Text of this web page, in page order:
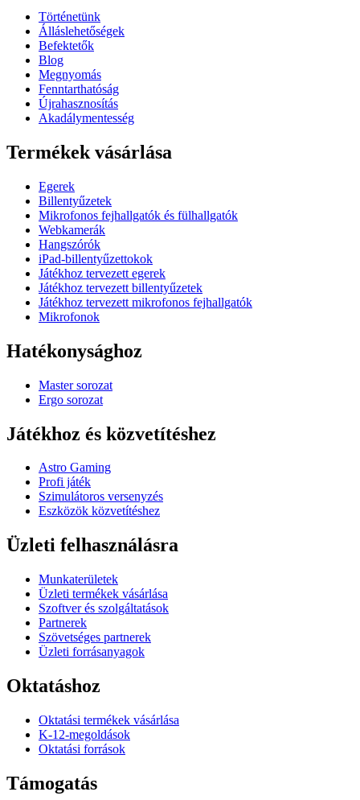
Történetünk
Álláslehetőségek
Befektetők
Blog
Megnyomás
Fenntarthatóság
Újrahasznosítás
Akadálymentesség
Termékek vásárlása
Egerek
Billentyűzetek
Mikrofonos fejhallgatók és fülhallgatók
Webkamerák
Hangszórók
iPad-billentyűzettokok
Játékhoz tervezett egerek
Játékhoz tervezett billentyűzetek
Játékhoz tervezett mikrofonos fejhallgatók
Mikrofonok
Hatékonysághoz
Master sorozat
Ergo sorozat
Játékhoz és közvetítéshez
Astro Gaming
Profi játék
Szimulátoros versenyzés
Eszközök közvetítéshez
Üzleti felhasználásra
Munkaterületek
Üzleti termékek vásárlása
Szoftver és szolgáltatások
Partnerek
Szövetséges partnerek
Üzleti forrásanyagok
Oktatáshoz
Oktatási termékek vásárlása
K-12-megoldások
Oktatási források
Támogatás